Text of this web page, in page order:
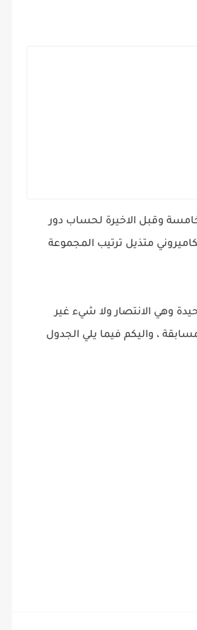
وذلك ضمن الجولة الخامسة وقبل الاخيرة لحساب دور
متذيل ترتيب المجموعة
وهي الانتصار ولا شيء غير
، واليكم فيما يلي الجدول